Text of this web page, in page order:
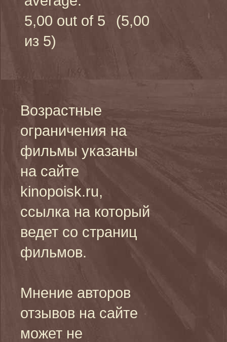
(5,00
из 5)
Возрастные
ограничения на
фильмы указаны
на сайте
kinopoisk.ru,
ссылка на который
ведет со страниц
фильмов.
Мнение авторов
отзывов на сайте
может не